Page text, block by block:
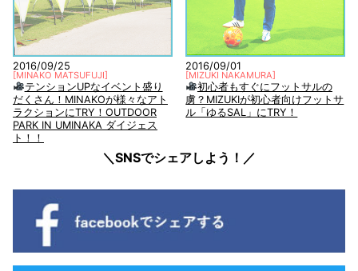
2016/09/25
[MINAKO MATSUFUJI]
テンションUPなイベント盛り
だくさん！MINAKOが様々なアト
ラクションにTRY！OUTDOOR
PARK IN UMINAKA ダイジェス
ト！！
2016/09/01
[MIZUKI NAKAMURA]
初心者もすぐにフットサルの
虜？MIZUKIが初心者向けフットサ
ル「ゆるSAL」にTRY！
＼SNSでシェアしよう！／